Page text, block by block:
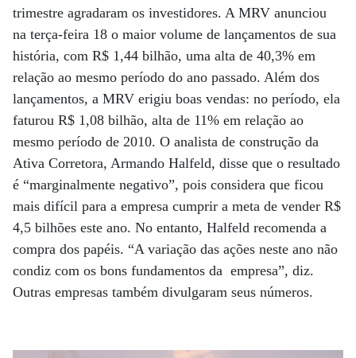
trimestre agradaram os investidores. A MRV anunciou
na terça-feira 18 o maior volume de lançamentos de sua
história, com R$ 1,44 bilhão, uma alta de 40,3% em
relação ao mesmo período do ano passado. Além dos
lançamentos, a MRV erigiu boas vendas: no período, ela
faturou R$ 1,08 bilhão, alta de 11% em relação ao
mesmo período de 2010. O analista de construção da
Ativa Corretora, Armando Halfeld, disse que o resultado
é “marginalmente negativo”, pois considera que ficou
mais difícil para a empresa cumprir a meta de vender R$
4,5 bilhões este ano. No entanto, Halfeld recomenda a
compra dos papéis. “A variação das ações neste ano não
condiz com os bons fundamentos da empresa”, diz.
Outras empresas também divulgaram seus números.